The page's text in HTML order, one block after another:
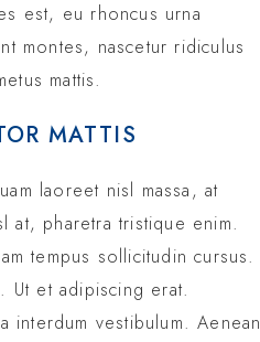
est, eu rhoncus urna
montes, nascetur ridiculus
mattis.
MATTIS
laoreet nisl massa, at
at, pharetra tristique enim.
tempus sollicitudin cursus.
Ut et adipiscing erat.
interdum vestibulum. Aenean